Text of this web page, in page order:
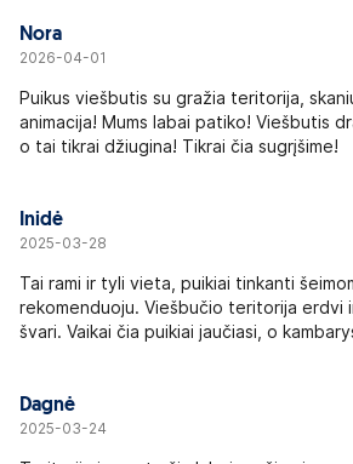
Nora
2026-04-01
Puikus viešbutis su gražia teritorija,
animacija! Mums labai patiko! Viešbutis
o tai tikrai džiugina! Tikrai čia sugrįšime!
Inidė
2025-03-28
Tai rami ir tyli vieta, puikiai tinkanti
rekomenduoju. Viešbučio teritorija erdvi
švari. Vaikai čia puikiai jaučiasi, o
Dagnė
2025-03-24